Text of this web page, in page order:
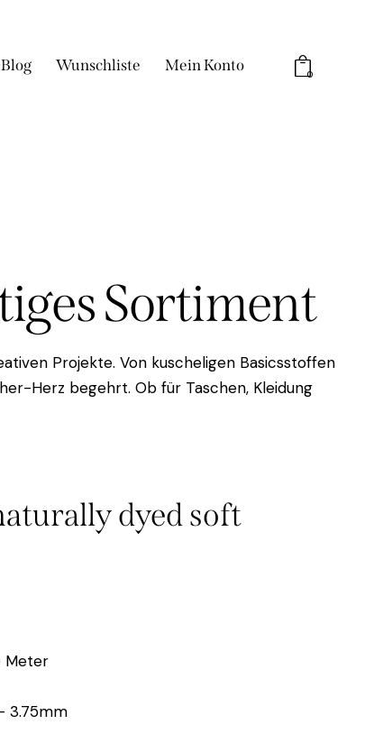
Wunschliste Mein Konto 0
Sortiment
Projekte. Von kuscheligen Basicsstoffen
Herz begehrt. Ob für Taschen, Kleidung
dyed soft
Meter
3.75mm